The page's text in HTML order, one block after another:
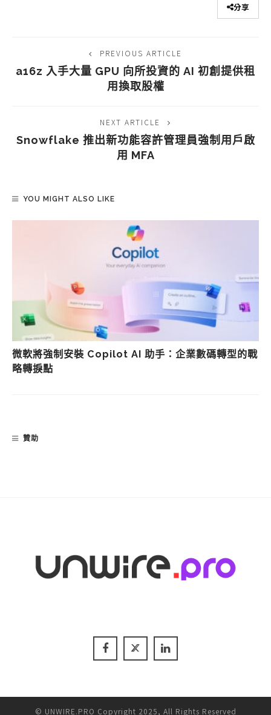
分享
PREVIOUS ARTICLE
a16z 入手大量 GPU 向所投資的 AI 初創提供租
用換取股權
NEXT ARTICLE
Snowflake 推出新功能容許管理員強制用戶啟
用 MFA
YOU MIGHT ALSO LIKE
微軟將強制安裝 Copilot AI 助手：企業數碼轉型的戰
略轉捩點
贊助
© UNWIRE.PRO Copyright 2025, All Rights Reserved